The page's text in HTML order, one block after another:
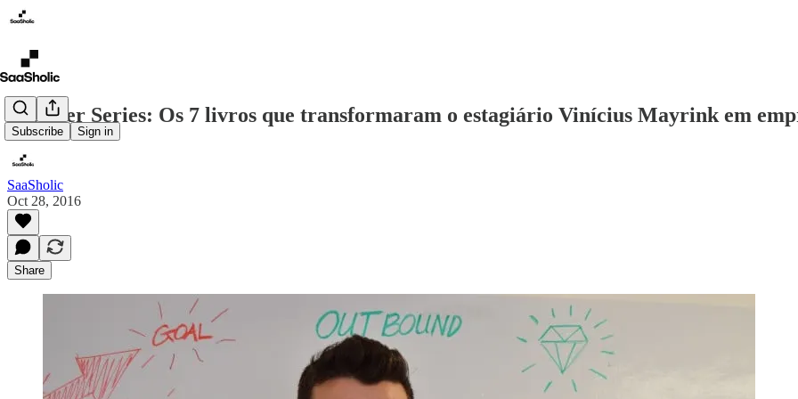
Subscribe Sign in
Founder Series: Os 7 livros que transformaram o estagiário Vinícius Mayrink em
SaaSholic
Oct 28, 2016
Share